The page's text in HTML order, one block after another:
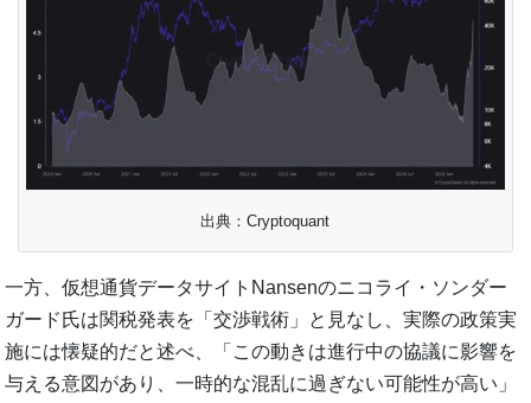
出典：Cryptoquant
一方、仮想通貨データサイトNansenのニコライ・ソンダー
ガード氏は関税発表を「交渉戦術」と見なし、実際の政策実
施には懐疑的だと述べ、「この動きは進行中の協議に影響を
与える意図があり、一時的な混乱に過ぎない可能性が高い」